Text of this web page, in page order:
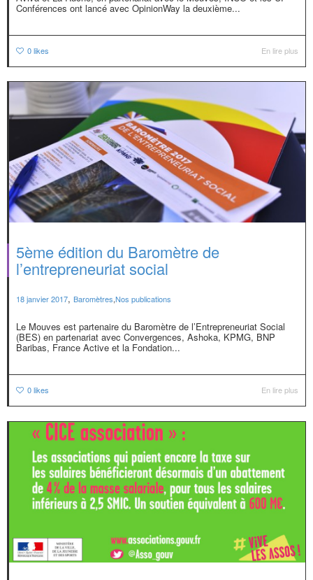
Conférences ont lancé avec OpinionWay la deuxième...
0likes En lire plus
5ème édition du Baromètre de
l’entrepreneuriat social
18 janvier 2017, Baromètres,Nos publications
Le Mouves est partenaire du Baromètre de l’Entrepreneuriat Social
(BES) en partenariat avec Convergences, Ashoka, KPMG, BNP
Baribas, France Active et la Fondation...
0likes En lire plus